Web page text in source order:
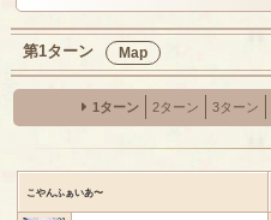
第1ターン Map
1ターン 2ターン 3ターン
こやんふぁいあ〜